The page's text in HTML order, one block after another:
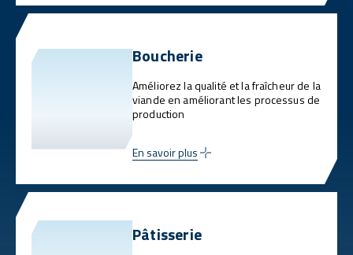
Boucherie
Améliorez la qualité et la fraîcheur de la
viande en améliorant les processus de
production
En savoir plus
Pâtisserie